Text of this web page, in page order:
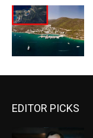
EDITOR PICKS